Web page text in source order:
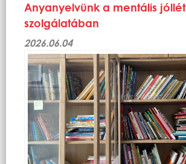
Anyanyelvünk a mentális jóllét
szolgálatában
2026.06.04